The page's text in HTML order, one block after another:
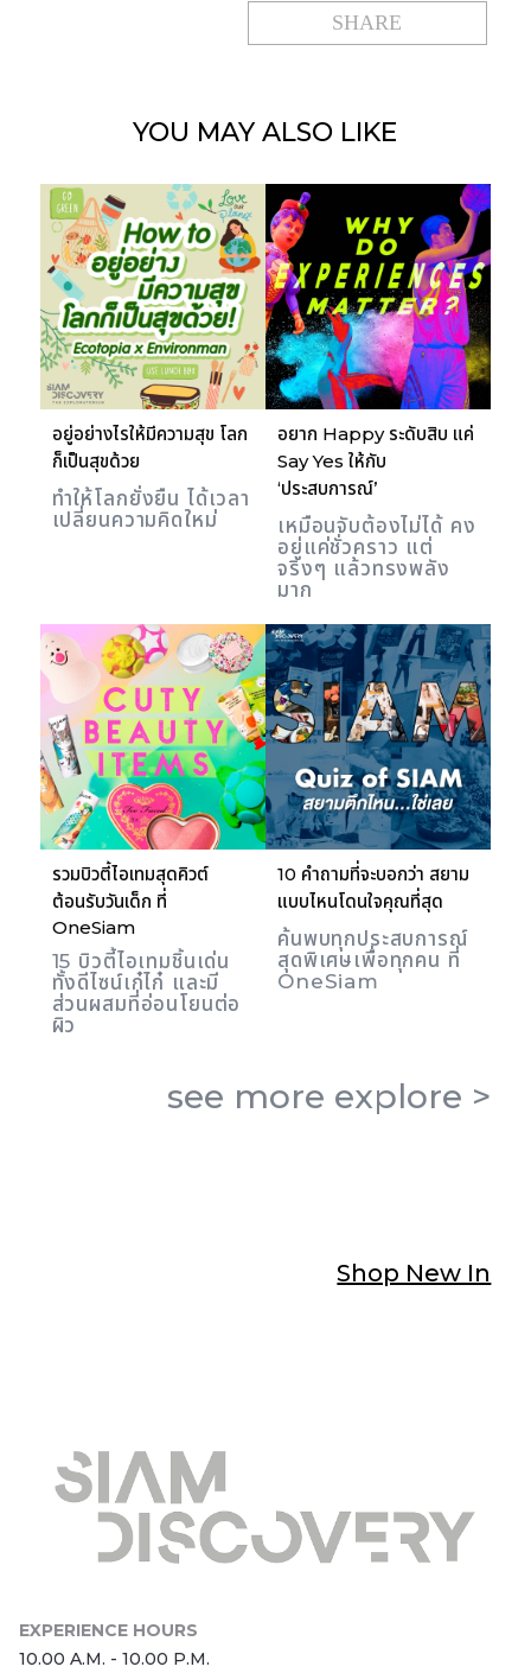
SHARE
YOU MAYALSO LIKE
อยู่อย่างไรให้มีความสุข โลก
ก็เป็นสุขด้วย
ทำให้โลกยั่งยืน ได้เวลา
เปลี่ยนความคิดใหม่
อยาก Happy ระดับสิบ แค่
Say Yes ให้กับ
‘ประสบการณ์’
เหมือนจับต้องไม่ได้ คง
อยู่แค่ชั่วคราว แต่
จริงๆ แล้วทรงพลัง
มาก
รวมบิวตี้ไอเทมสุดคิวต์
ต้อนรับวันเด็ก ที่
OneSiam
15 บิวตี้ไอเทมชิ้นเด่น
ทั้งดีไซน์เก๋ไก๋ และมี
ส่วนผสมที่อ่อนโยนต่อ
ผิว
10 คำถามที่จะบอกว่า สยาม
แบบไหนโดนใจคุณที่สุด
ค้นพบทุกประสบการณ์
สุดพิเศษเพื่อทุกคน ที่
OneSiam
see more explore >
Shop New In